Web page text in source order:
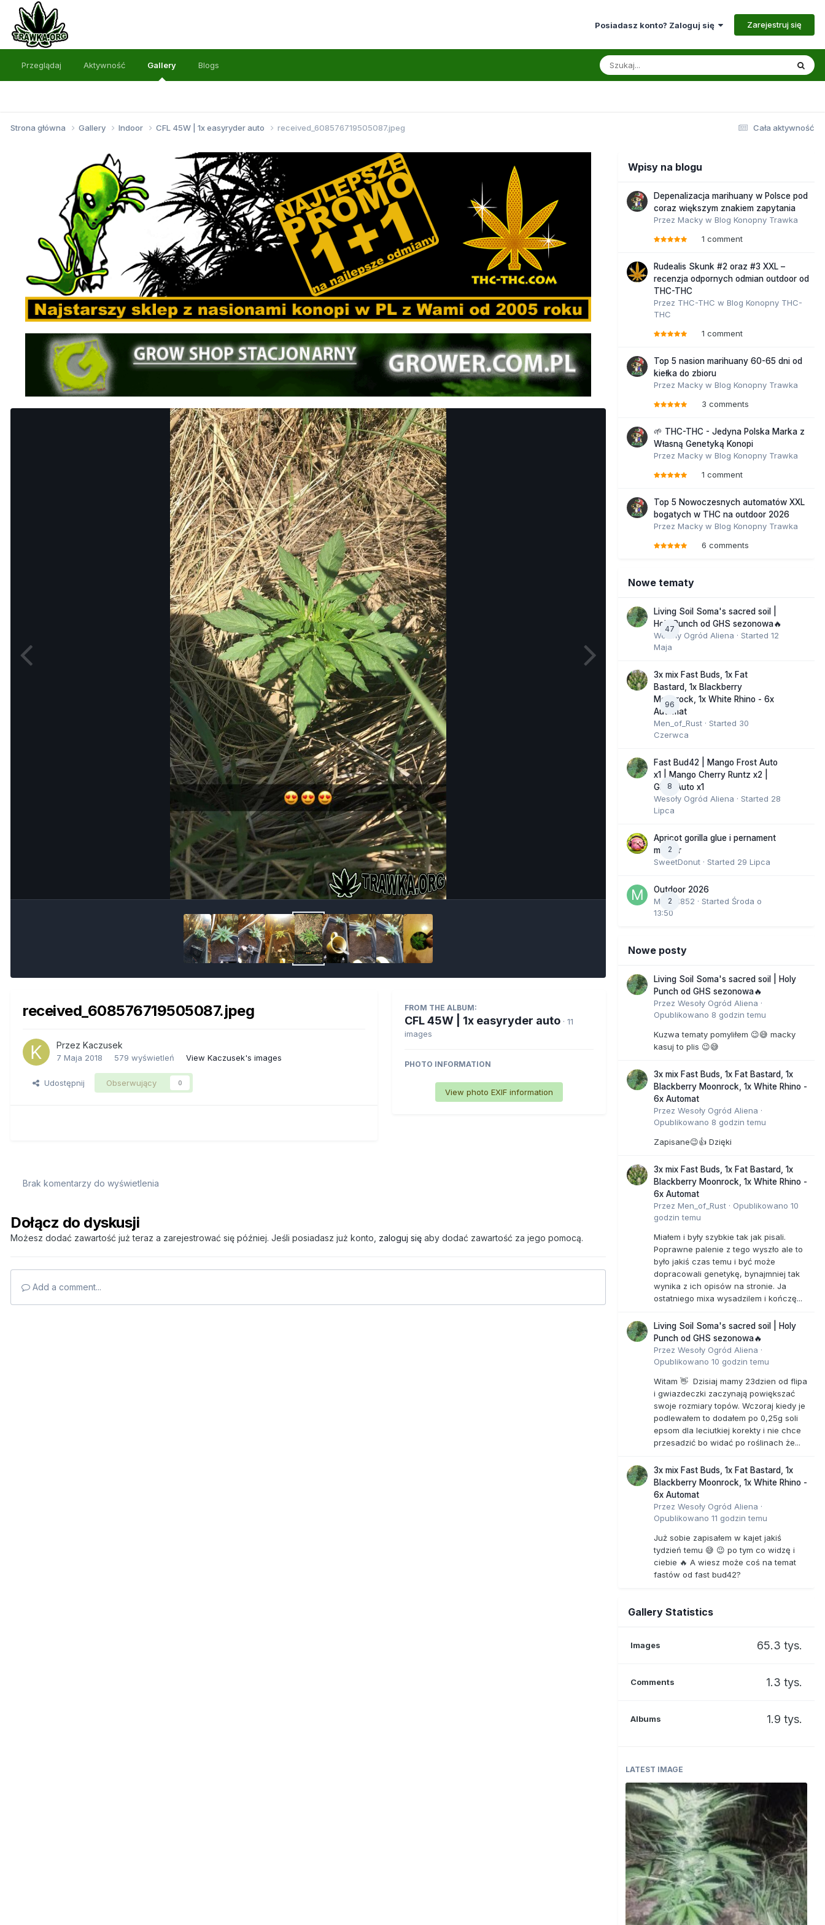
Posiadasz konto? Zaloguj się Zarejestruj się
Przeglądaj Aktywność Gallery Blogs
Cała aktywność
Strona główna Gallery Indoor CFL 45W | 1x easyryder auto received_608576719505087.jpeg
received_608576719505087.jpeg
Przez Kaczusek
7 Maja 2018 579 wyświetleń View Kaczusek's images
Udostępnij Obserwujący 0
FROM THE ALBUM:
CFL 45W | 1x easyryder auto · 11
images
PHOTO INFORMATION
View photo EXIF information
Brak komentarzy do wyświetlenia
Dołącz do dyskusji
Możesz dodać zawartość już teraz a zarejestrować się później. Jeśli posiadasz już konto, zaloguj się aby dodać zawartość za jego pomocą.
Add a comment...
Wpisy na blogu
Depenalizacja marihuany w Polsce pod
coraz większym znakiem zapytania
Przez Macky w Blog Konopny Trawka
1 comment
Rudealis Skunk #2 oraz #3 XXL –
recenzja odpornych odmian outdoor od
THC-THC
Przez THC-THC w Blog Konopny THC-
THC
1 comment
Top 5 nasion marihuany 60-65 dni od
kiełka do zbioru
Przez Macky w Blog Konopny Trawka
3 comments
🌱 THC-THC - Jedyna Polska Marka z
Własną Genetyką Konopi
Przez Macky w Blog Konopny Trawka
1 comment
Top 5 Nowoczesnych automatów XXL
bogatych w THC na outdoor 2026
Przez Macky w Blog Konopny Trawka
6 comments
Nowe tematy
47
Living Soil Soma's sacred soil |
Holy Punch od GHS sezonowa🔥
Wesoły Ogród Aliena · Started 12
Maja
96
3x mix Fast Buds, 1x Fat
Bastard, 1x Blackberry
Moonrock, 1x White Rhino - 6x
Automat
Men_of_Rust · Started 30
Czerwca
8
Fast Bud42 | Mango Frost Auto
x1 | Mango Cherry Runtz x2 |
GMO Auto x1
Wesoły Ogród Aliena · Started 28
Lipca
2
Apricot gorilla glue i pernament
marker
SweetDonut · Started 29 Lipca
2
Outdoor 2026
Marcel852 · Started Środa o
13:50
Nowe posty
Living Soil Soma's sacred soil | Holy
Punch od GHS sezonowa🔥
Przez Wesoły Ogród Aliena ·
Opublikowano 8 godzin temu
Kuzwa tematy pomyliłem 😉😅 macky
kasuj to plis 😉😅
3x mix Fast Buds, 1x Fat Bastard, 1x
Blackberry Moonrock, 1x White Rhino -
6x Automat
Przez Wesoły Ogród Aliena ·
Opublikowano 8 godzin temu
Zapisane😉👍 Dzięki
3x mix Fast Buds, 1x Fat Bastard, 1x
Blackberry Moonrock, 1x White Rhino -
6x Automat
Przez Men_of_Rust · Opublikowano 10
godzin temu
Miałem i były szybkie tak jak pisali.
Poprawne palenie z tego wyszło ale to
było jakiś czas temu i być może
dopracowali genetykę, bynajmniej tak
wynika z ich opisów na stronie. Ja
ostatniego mixa wysadzilem i kończę...
Living Soil Soma's sacred soil | Holy
Punch od GHS sezonowa🔥
Przez Wesoły Ogród Aliena ·
Opublikowano 10 godzin temu
Witam 👋 Dzisiaj mamy 23dzien od flipa
i gwiazdeczki zaczynają powiększać
swoje rozmiary topów. Wczoraj kiedy je
podlewałem to dodałem po 0,25g soli
epsom dla leciutkiej korekty i nie chce
przesadzić bo widać po roślinach że...
3x mix Fast Buds, 1x Fat Bastard, 1x
Blackberry Moonrock, 1x White Rhino -
6x Automat
Przez Wesoły Ogród Aliena ·
Opublikowano 11 godzin temu
Już sobie zapisałem w kajet jakiś
tydzień temu 😅 😉 po tym co widzę i
ciebie 🔥 A wiesz może coś na temat
fastów od fast bud42?
Gallery Statistics
Images 65.3 tys.
Comments 1.3 tys.
Albums 1.9 tys.
LATEST IMAGE